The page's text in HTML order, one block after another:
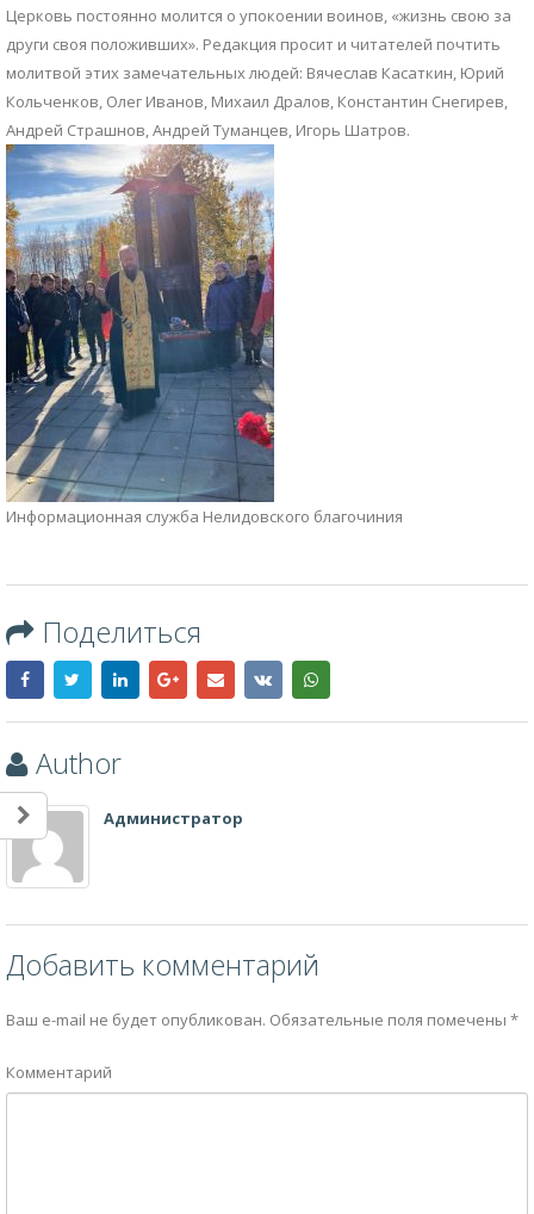
Церковь постоянно молится о упокоении воинов, «жизнь свою за
други своя положивших». Редакция просит и читателей почтить
молитвой этих замечательных людей: Вячеслав Касаткин, Юрий
Кольченков, Олег Иванов, Михаил Дралов, Константин Снегирев,
Андрей Страшнов, Андрей Туманцев, Игорь Шатров.
Информационная служба Нелидовского благочиния
Поделиться
Author
Администратор
Добавить комментарий
Ваш e-mail не будет опубликован. Обязательные поля помечены *
Комментарий